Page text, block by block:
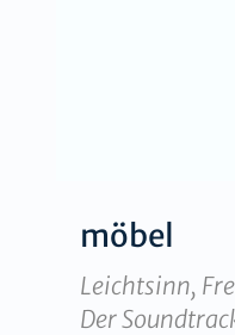
möbel
Leichtsinn,
Der